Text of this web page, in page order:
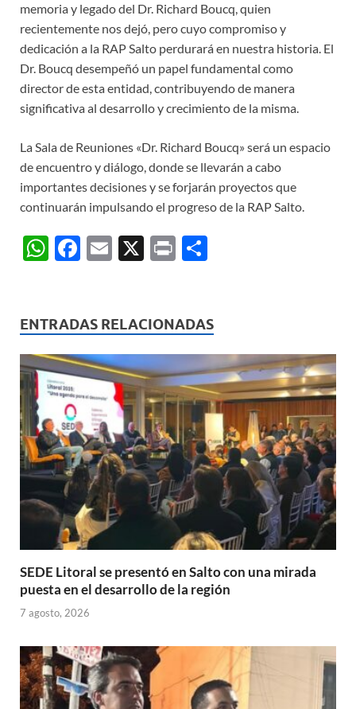
memoria y legado del Dr. Richard Boucq, quien
recientemente nos dejó, pero cuyo compromiso y
dedicación a la RAP Salto perdurará en nuestra historia. El
Dr. Boucq desempeñó un papel fundamental como
director de esta entidad, contribuyendo de manera
significativa al desarrollo y crecimiento de la misma.
La Sala de Reuniones «Dr. Richard Boucq» será un espacio
de encuentro y diálogo, donde se llevarán a cabo
importantes decisiones y se forjarán proyectos que
continuarán impulsando el progreso de la RAP Salto.
W
s
A
p
p
F
b
o
o
k
E
X
P
p
ar
ti
r
ENTRADAS RELACIONADAS
SEDE Litoral se presentó en Salto con una mirada
puesta en el desarrollo de la región
7 agosto, 2026